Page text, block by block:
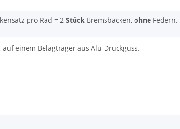
pro Rad = 2 Stück Bremsbacken, ohne Federn.
auf einem Belagträger aus Alu-Druckguss.